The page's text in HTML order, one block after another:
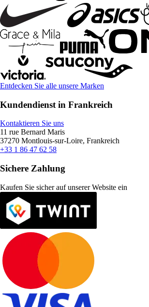
Entdecken Sie alle unsere Marken
Kundendienst in Frankreich
Kontaktieren Sie uns
11 rue Bernard Maris
37270 Montlouis-sur-Loire, Frankreich
+33 1 86 47 62 58
Sichere Zahlung
Kaufen Sie sicher auf unserer Website ein